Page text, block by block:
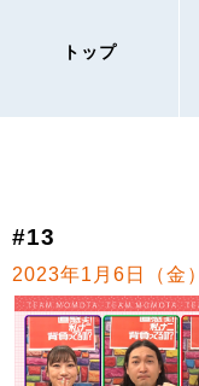
トップ
#13
2023年1月6日（金）